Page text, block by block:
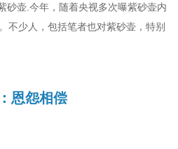
砂壶.今年，随着央视多次曝紫砂壶内
不少人，包括笔者也对紫砂壶，特别
恩怨相偿